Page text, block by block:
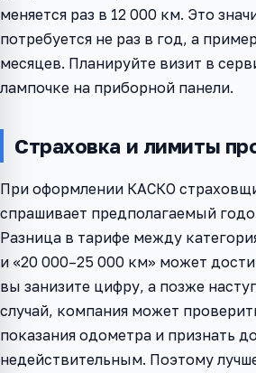
меняется раз в 12 000 км. Это
потребуется не раз в год, а
месяцев. Планируйте визит в
лампочке на приборной панели.
Страховка и лимиты
При оформлении КАСКО
спрашивает предполагаемый
Разница в тарифе между
и «20 000–25 000 км» может
вы занизите цифру, а позже
случай, компания может
показания одометра и признать
недействительным. Поэтому